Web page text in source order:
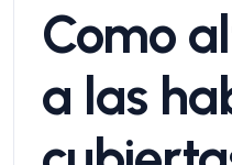
Como
a las